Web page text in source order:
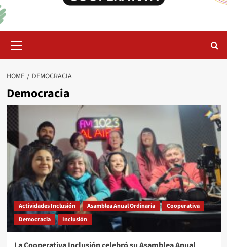
Menu
HOME DEMOCRACIA
Democracia
Actividades Inclusión Asamblea Anual Ordinaria
Cooperativa
Democracia
Inclusión